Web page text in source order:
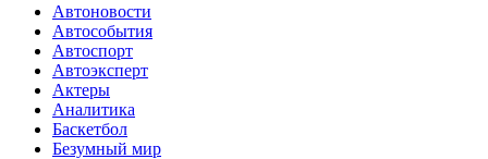
Автоновости
Автособытия
Автоспорт
Автоэксперт
Актеры
Аналитика
Баскетбол
Безумный мир